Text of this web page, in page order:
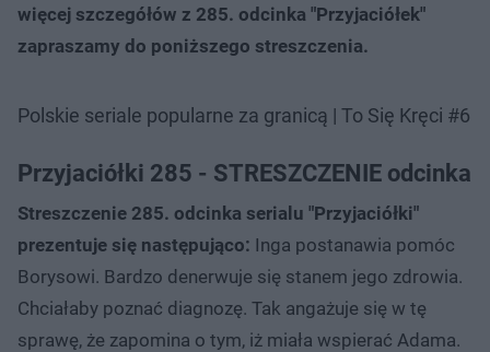
więcej szczegółów z 285. odcinka "Przyjaciółek"
zapraszamy do poniższego streszczenia.
Polskie seriale popularne za granicą | To Się Kręci #6
Przyjaciółki 285 - STRESZCZENIE odcinka
Streszczenie 285. odcinka serialu "Przyjaciółki"
prezentuje się następująco: Inga postanawia pomóc
Borysowi. Bardzo denerwuje się stanem jego zdrowia.
Chciałaby poznać diagnozę. Tak angażuje się w tę
sprawę, że zapomina o tym, iż miała wspierać Adama.